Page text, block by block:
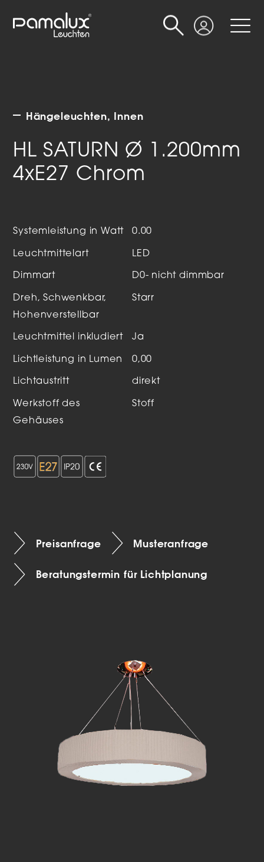
Login
Suche
Hängeleuchten Innen
HL SATURN Ø 1.200mm
4xE27 Chrom
Systemleistung in Watt 0.00
Leuchtmittelart LED
Dimmart D0- nicht dimmbar
Dreh, Schwenkbar,
Hohenverstellbar
Starr
Leuchtmittel inkludiert Ja
Lichtleistung in Lumen 0,00
Lichtaustritt direkt
Werkstoff des
Gehäuses
Stoff
Preisanfrage Musteranfrage
Beratungstermin für Lichtplanung